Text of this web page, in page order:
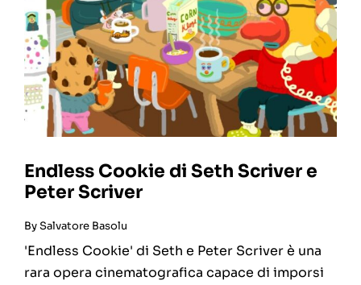
Endless Cookie di Seth Scriver e
Peter Scriver
BySalvatore Basolu
'Endless Cookie' di Seth e Peter Scriver è una
rara opera cinematografica capace di imporsi